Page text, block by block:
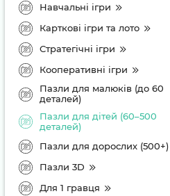
Навчальні ігри
Карткові ігри та лото
Стратегічні ігри
Кооперативні ігри
Пазли для малюків (до 60
деталей)
Пазли для дітей (60–500
деталей)
Пазли для дорослих (500+)
Пазли 3D
Для 1 гравця